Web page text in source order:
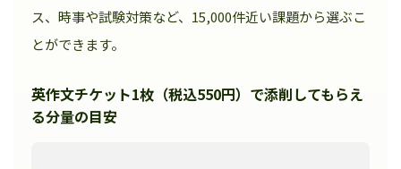
ス、時事や試験対策など、15,000件近い課題から選ぶこ
とができます。
英作文チケット1枚（税込550円）で添削してもらえ
る分量の目安